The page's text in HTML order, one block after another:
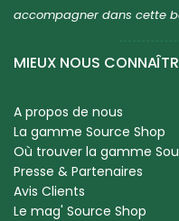
accompagner dans cette
MIEUX NOUS
A propos de nous
La gamme Source Shop
Où trouver la gamme
Presse & Partenaires
Avis Clients
Le mag' Source Shop